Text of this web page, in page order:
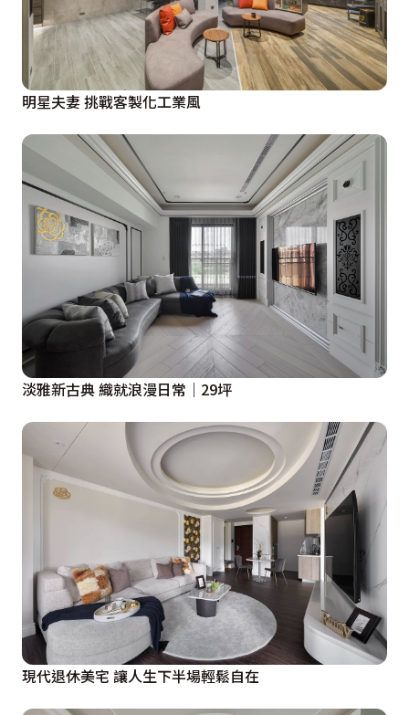
明星夫妻 挑戰客製化工業風
淡雅新古典 織就浪漫日常｜29坪
現代退休美宅 讓人生下半場輕鬆自在